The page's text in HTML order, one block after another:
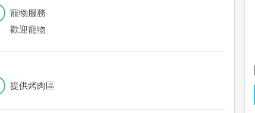
寵物服務
歡迎寵物
提供烤肉區